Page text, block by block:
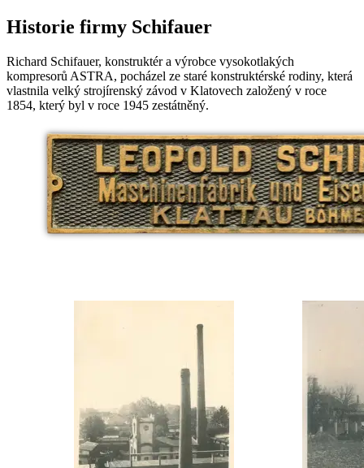
Historie firmy Schifauer
Richard Schifauer, konstruktér a výrobce vysokotlakých
kompresorů ASTRA, pocházel ze staré konstruktérské rodiny, která
vlastnila velký strojírenský závod v Klatovech založený v roce
1854, který byl v roce 1945 zestátněný.